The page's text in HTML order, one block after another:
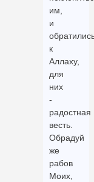
им,
и
к
Аллаху,
для
них
-
радостная
весть.
Обрадуй
же
рабов
Моих,